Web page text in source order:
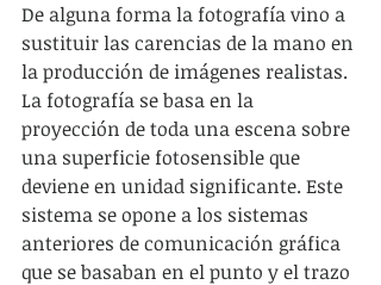
De alguna forma la fotografía vino a
sustituir las carencias de la mano en
la producción de imágenes realistas.
La fotografía se basa en la
proyección de toda una escena sobre
una superficie fotosensible que
deviene en unidad significante. Este
sistema se opone a los sistemas
anteriores de comunicación gráfica
que se basaban en el punto y el trazo